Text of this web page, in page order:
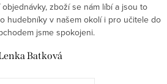
zboží se nám líbí a jsou to
hudebníky v našem okolí i pro učitele do
jsme spokojeni.
Batková